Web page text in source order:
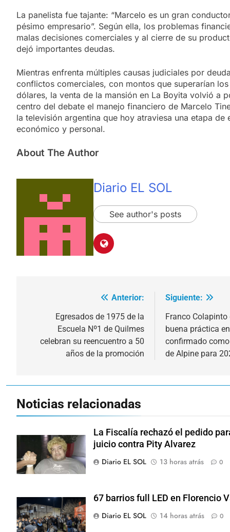
La panelista fue tajante: “Marcelo es un gran
pésimo empresario”. Según ella, los problemas
malas decisiones comerciales y al cierre de su
dejó importantes deudas.
Mientras enfrenta múltiples causas judiciales por
conflictos comerciales, con montos que superarían
dólares, la venta de la mansión en La Boyita volvió a
centro del debate el manejo financiero de Marcelo
la televisión argentina que hoy atraviesa una etapa de
económico y personal.
About The Author
Diario EL SOL
See author's posts
entradas
Anterior:
Egresados de 1975 de la
Escuela Nº1 de Quilmes
celebran su reencuentro a 50
años de la promoción
Siguiente:
Franco Colapinto
buena práctica
confirmado
de Alpine para
Noticias relacionadas
La Fiscalía rechazó el pedido
juicio contra Pity Alvarez
Diario EL SOL
13 horas atrás 0
67 barrios full LED en Florencio
Diario EL SOL
14 horas atrás 0